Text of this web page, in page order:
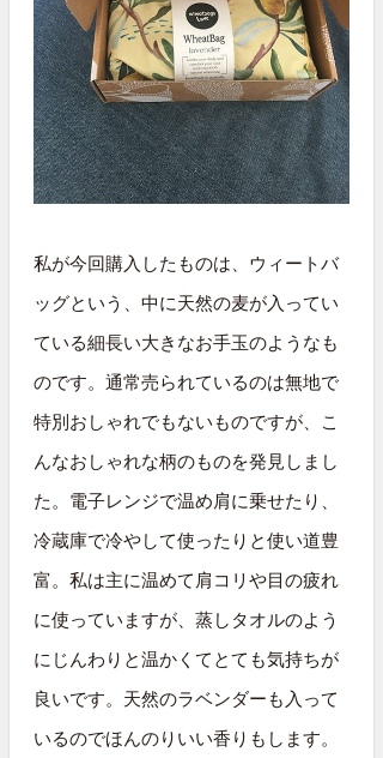
私が今回購入したものは、ウィートバ
ッグという、中に天然の麦が入ってい
ている細長い大きなお手玉のようなも
のです。通常売られているのは無地で
特別おしゃれでもないものですが、こ
んなおしゃれな柄のものを発見しまし
た。電子レンジで温め肩に乗せたり、
冷蔵庫で冷やして使ったりと使い道豊
富。私は主に温めて肩コリや目の疲れ
に使っていますが、蒸しタオルのよう
にじんわりと温かくてとても気持ちが
良いです。天然のラベンダーも入って
いるのでほんのりいい香りもします。